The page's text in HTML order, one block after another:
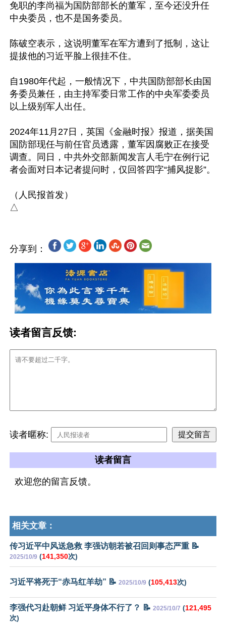
免职的李尚福为国防部部长的董军，至今还没升任
中央委员，也不是国务委员。
陈破空表示，这说明董军在军方遭到了抵制，这让
提拔他的习近平脸上很挂不住。
自1980年代起，一般情况下，中共国防部部长由国
务委员兼任，由主持军委日常工作的中央军委委员
以上级别军人出任。
2024年11月27日，英国《金融时报》报道，据美国
国防部现任与前任官员透露，董军因腐败正在接受
调查。同日，中共外交部新闻发言人毛宁在例行记
者会面对日本记者提问时，仅回答四字“捕风捉影”。
（人民报首发）
分享到：
读者留言反馈:
读者暱称:
读者留言
欢迎您的留言反馈。
相关文章：
传习近平中风送急救 李强访朝若被召回则事态严重 📝
2025/10/9 (141,350次)
习近平将死于“赤马红羊劫” 📝 2025/10/9 (105,413次)
李强代习赴朝鲜 习近平身体不行了？ 📝 2025/10/7 (121,495
次)